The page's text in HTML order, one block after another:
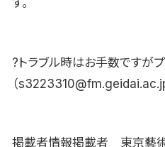
?トラブル時はお手数ですが
（
掲載者情報掲載者 東京藝